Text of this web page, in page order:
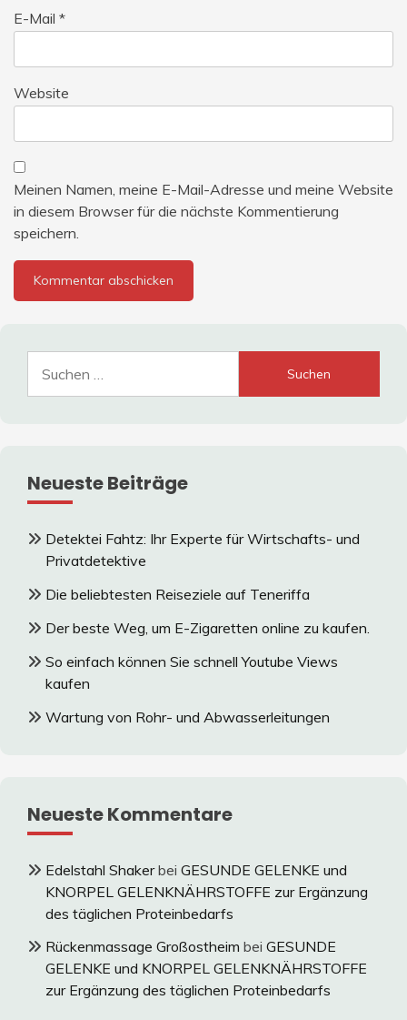
E-Mail *
Website
Meinen Namen, meine E-Mail-Adresse und meine Website
in diesem Browser für die nächste Kommentierung
speichern.
nach:
Neueste Beiträge
Detektei Fahtz: Ihr Experte für Wirtschafts- und
Privatdetektive
Die beliebtesten Reiseziele auf Teneriffa
Der beste Weg, um E-Zigaretten online zu kaufen.
So einfach können Sie schnell Youtube Views
kaufen
Wartung von Rohr- und Abwasserleitungen
Neueste Kommentare
Edelstahl Shakerbei GESUNDE GELENKE und
KNORPEL GELENKNÄHRSTOFFE zur Ergänzung
des täglichen Proteinbedarfs
Rückenmassage Großostheim bei GESUNDE
GELENKE und KNORPEL GELENKNÄHRSTOFFE
zur Ergänzung des täglichen Proteinbedarfs